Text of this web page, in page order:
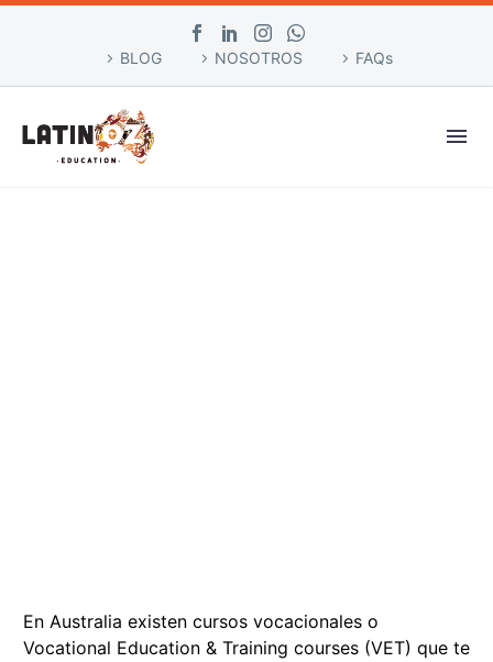
BLOG NOSOTROS FAQs
En Australia existen cursos vocacionales o
Vocational Education & Training courses (VET) que te